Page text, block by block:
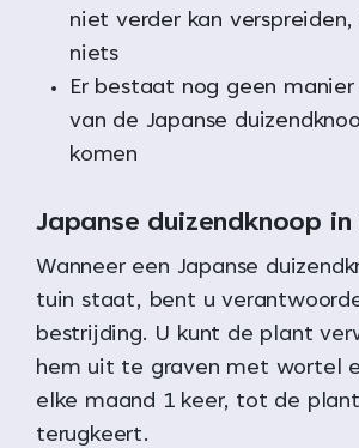
niet verder kan
niets
Er bestaat nog geen
van de Japanse
komen
Japanse duizendknoop
Wanneer een Japanse
tuin staat, bent u
bestrijding. U kunt de plant
hem uit te graven met wortel
elke maand 1 keer, tot de
terugkeert.